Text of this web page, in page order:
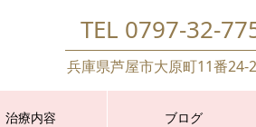
TEL 0797-32-
兵庫県芦屋市大原町11番24-
治療内容 ブログ